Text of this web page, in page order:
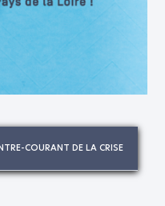
COURANT DE LA CRISE